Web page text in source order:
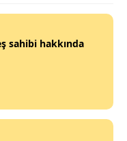
sahibi hakkında